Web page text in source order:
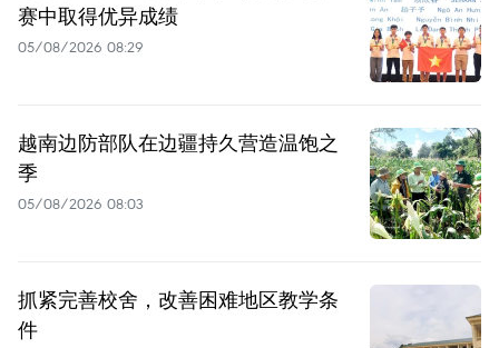
赛中取得优异成绩
05/08/2026 08:29
越南边防部队在边疆持久营造温饱之
季
05/08/2026 08:03
抓紧完善校舍，改善困难地区教学条
件